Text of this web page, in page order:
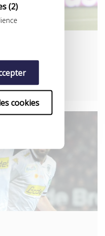
(2)
cookies
deux ans.